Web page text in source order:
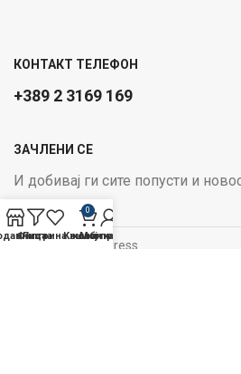
КОНТАКТ ТЕЛЕФОН
+389 2 3169 169
ЗАЧЛЕНИ СЕ
И добивај ги сите попусти и
Email address:
Филтри
Листа на желби
0
Кошничка
Мој профил